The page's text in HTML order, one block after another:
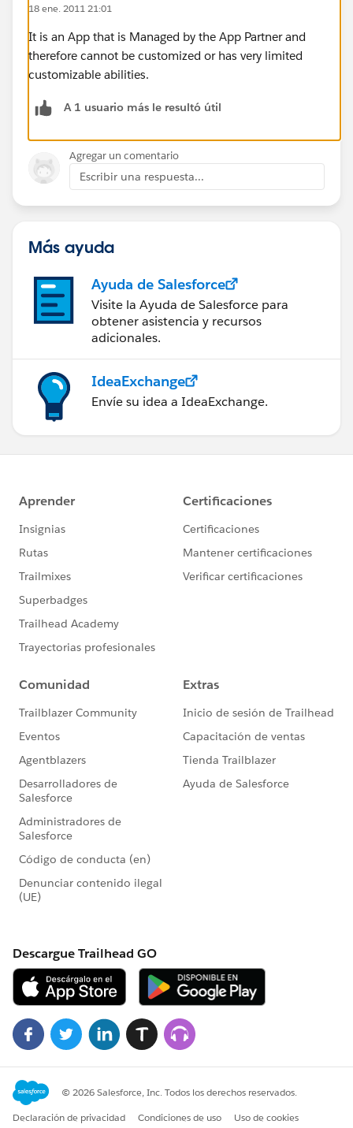
18 ene. 2011 21:01
It is an App that is Managed by the App Partner and
therefore cannot be customized or has very limited
customizable abilities.
A 1 usuario más le resultó útil
Agregar un comentario
Escribir una respuesta...
Más ayuda
Ayuda de Salesforce
Visite la Ayuda de Salesforce para
obtener asistencia y recursos
adicionales.
IdeaExchange
Envíe su idea a IdeaExchange.